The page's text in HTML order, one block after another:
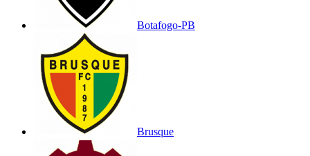
Botafogo-PB
Brusque